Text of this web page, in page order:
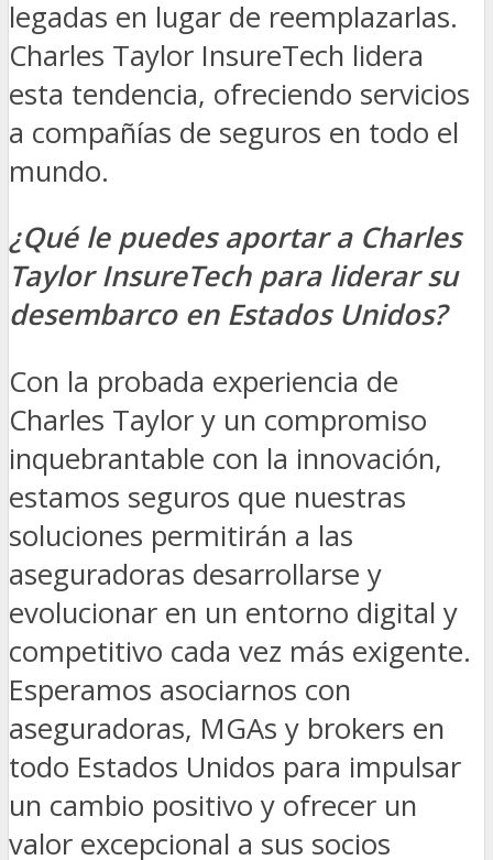
legadas en lugar de reemplazarlas.
Charles Taylor InsureTech lidera
esta tendencia, ofreciendo servicios
a compañías de seguros en todo el
mundo.
¿Qué le puedes aportar a Charles
Taylor InsureTech para liderar su
desembarco en Estados Unidos?
Con la probada experiencia de
Charles Taylor y un compromiso
inquebrantable con la innovación,
estamos seguros que nuestras
soluciones permitirán a las
aseguradoras desarrollarse y
evolucionar en un entorno digital y
competitivo cada vez más exigente.
Esperamos asociarnos con
aseguradoras, MGAs y brokers en
todo Estados Unidos para impulsar
un cambio positivo y ofrecer un
valor excepcional a sus socios